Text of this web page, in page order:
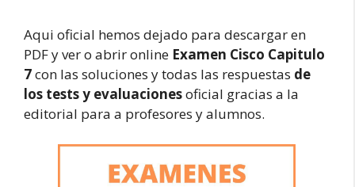
Aqui oficial hemos dejado para descargar en
PDF y ver o abrir online Examen Cisco Capitulo
7con las soluciones y todas las respuestas de
los tests y evaluacionesoficial gracias a la
editorial para a profesores y alumnos.